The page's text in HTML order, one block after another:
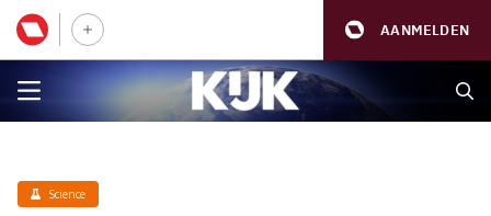
AANMELDEN
Science